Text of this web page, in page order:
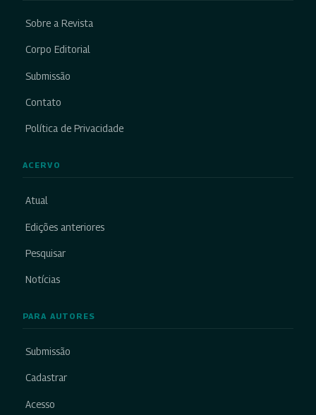
Sobre a Revista
Corpo Editorial
Submissão
Contato
Política de Privacidade
ACERVO
Atual
Edições anteriores
Pesquisar
Notícias
PARA AUTORES
Submissão
Cadastrar
Acesso